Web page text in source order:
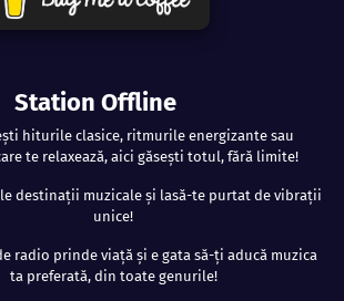
Station Offline
hiturile clasice, ritmurile energizante sau
te relaxează, aici găsești totul, fără limite!
destinații muzicale și lasă-te purtat de vibrații
unice!
radio prinde viață și e gata să-ți aducă muzica
ta preferată, din toate genurile!